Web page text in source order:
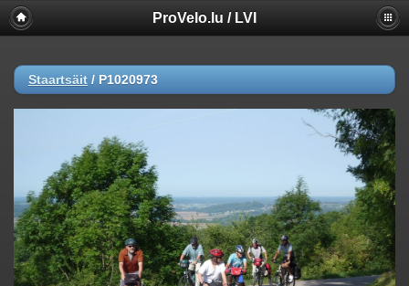
ProVelo.lu / LVI
Staartsäit / P1020973